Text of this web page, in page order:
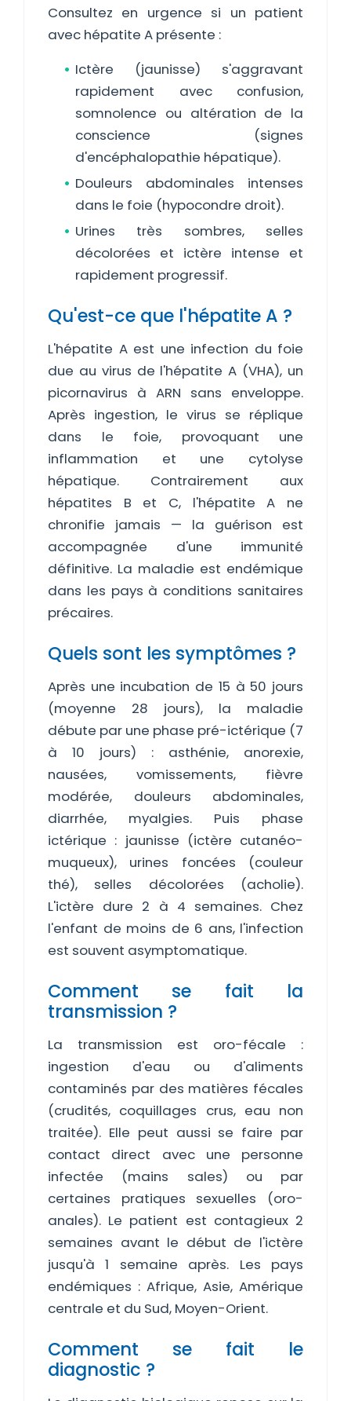
Consultez en urgence si un patient
avec hépatite A présente :
Ictère (jaunisse) s'aggravant
rapidement avec confusion,
somnolence ou altération de la
conscience (signes
d'encéphalopathie hépatique).
Douleurs abdominales intenses
dans le foie (hypocondre droit).
Urines très sombres, selles
décolorées et ictère intense et
rapidement progressif.
Qu'est-ce que l'hépatite A ?
L'hépatite A est une infection du foie
due au virus de l'hépatite A (VHA), un
picornavirus à ARN sans enveloppe.
Après ingestion, le virus se réplique
dans le foie, provoquant une
inflammation et une cytolyse
hépatique. Contrairement aux
hépatites B et C, l'hépatite A ne
chronifie jamais — la guérison est
accompagnée d'une immunité
définitive. La maladie est endémique
dans les pays à conditions sanitaires
précaires.
Quels sont les symptômes ?
Après une incubation de 15 à 50 jours
(moyenne 28 jours), la maladie
débute par une phase pré-ictérique (7
à 10 jours) : asthénie, anorexie,
nausées, vomissements, fièvre
modérée, douleurs abdominales,
diarrhée, myalgies. Puis phase
ictérique : jaunisse (ictère cutanéo-
muqueux), urines foncées (couleur
thé), selles décolorées (acholie).
L'ictère dure 2 à 4 semaines. Chez
l'enfant de moins de 6 ans, l'infection
est souvent asymptomatique.
Comment se fait la
transmission ?
La transmission est oro-fécale :
ingestion d'eau ou d'aliments
contaminés par des matières fécales
(crudités, coquillages crus, eau non
traitée). Elle peut aussi se faire par
contact direct avec une personne
infectée (mains sales) ou par
certaines pratiques sexuelles (oro-
anales). Le patient est contagieux 2
semaines avant le début de l'ictère
jusqu'à 1 semaine après. Les pays
endémiques : Afrique, Asie, Amérique
centrale et du Sud, Moyen-Orient.
Comment se fait le
diagnostic ?